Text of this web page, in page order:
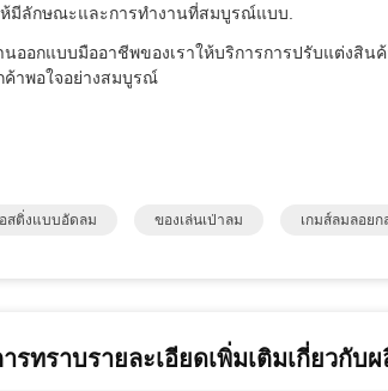
ห้มีลักษณะและการทํางานที่สมบูรณ์แบบ.
นออกแบบมืออาชีพของเราให้บริการการปรับแต่งสิ
ค้าพอใจอย่างสมบูรณ์
สติ่งแบบอัดลม ของเล่นเป่าลม เกมส์ลมลอยก
รทราบรายละเอียดเพิ่มเติมเกี่ยวกั